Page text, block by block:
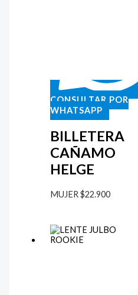
CONSULTAR POR
WHATSAPP
BILLETERA
CAÑAMO
HELGE
MUJER$22.900